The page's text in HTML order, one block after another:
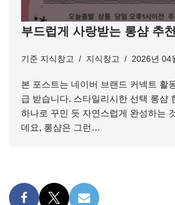
부드럽게 사랑받는 롱샴 추
기준 지식창고 지식창고 2026년 04
본 포스트는 네이버 브랜드 커넥트 활
급 받습니다. 스타일리시한 선택 롱샴
하나로 꾸민 듯 자연스럽게 완성하는
데요, 롱샴은 그런…